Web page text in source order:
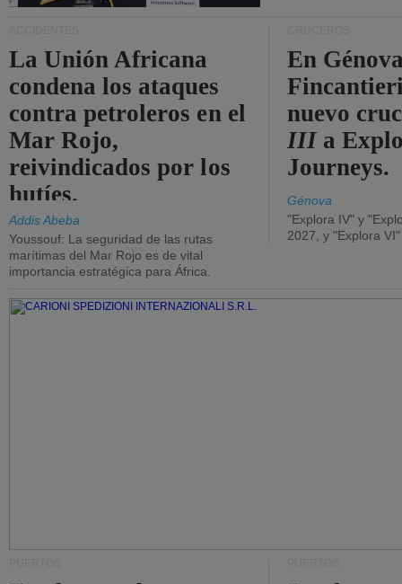
La Unión Africana
condena los ataques
contra petroleros en el
Mar Rojo,
reivindicados por los
hutíes.
Addis Abeba
Youssouf: La seguridad de las rutas
marítimas del Mar Rojo es de vital
importancia estratégica para África.
En
nuevo
III a
Journeys.
Génova
"Explora IV" y
2027, y "Explora